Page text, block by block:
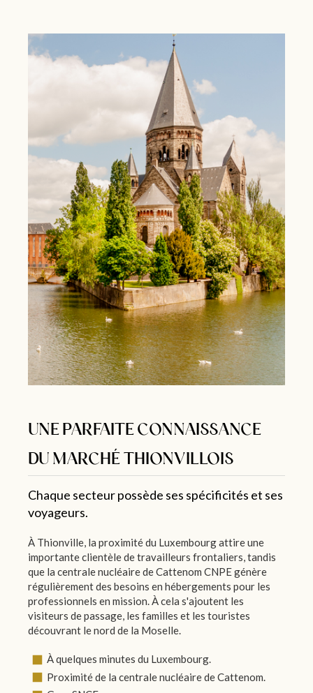
UNE PARFAITE CONNAISSANCE
DU MARCHÉ THIONVILLOIS
Chaque secteur possède ses spécificités et ses
voyageurs.
À Thionville, la proximité du Luxembourg attire une
importante clientèle de travailleurs frontaliers, tandis
que la centrale nucléaire de Cattenom CNPE génère
régulièrement des besoins en hébergements pour les
professionnels en mission. À cela s'ajoutent les
visiteurs de passage, les familles et les touristes
découvrant le nord de la Moselle.
À quelques minutes du Luxembourg.
Proximité de la centrale nucléaire de Cattenom.